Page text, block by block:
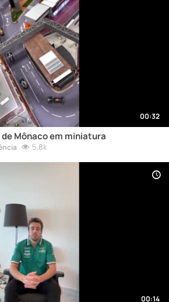
00:32
Mônaco em miniatura
5,8k
00:14